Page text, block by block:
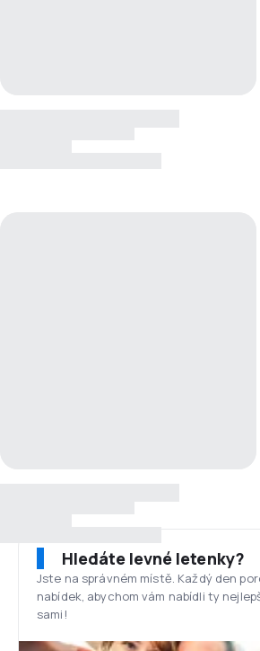
Hledáte levné letenky?
Jste na správném místě. Každý den
nabídek, abychom vám nabídli ty
sami!